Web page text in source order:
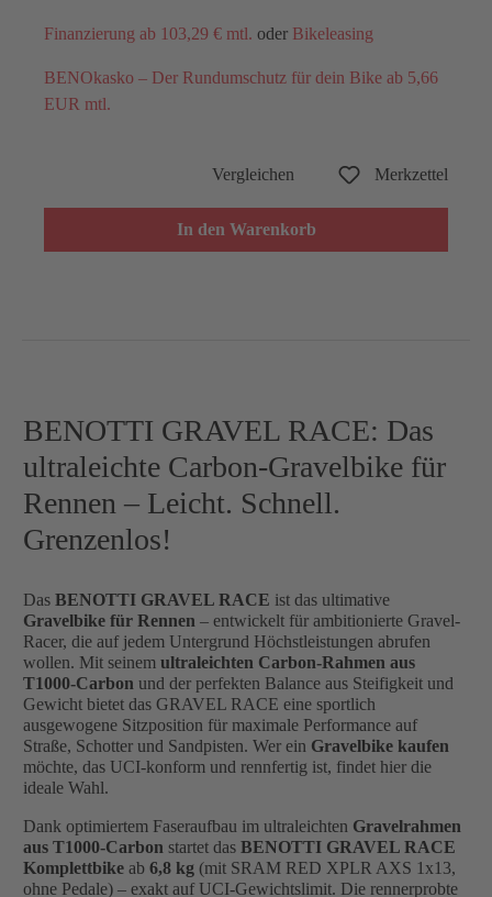
Finanzierung ab 103,29 € mtl. oder Bikeleasing
BENOkasko – Der Rundumschutz für dein Bike ab 5,66
EUR mtl.
Vergleichen Merkzettel
In den Warenkorb
BENOTTI GRAVEL RACE: Das
ultraleichte Carbon-Gravelbike für
Rennen – Leicht. Schnell.
Grenzenlos!
Das BENOTTI GRAVEL RACE ist das ultimative
Gravelbike für Rennen – entwickelt für ambitionierte Gravel-
Racer, die auf jedem Untergrund Höchstleistungen abrufen
wollen. Mit seinem ultraleichten Carbon-Rahmen aus
T1000-Carbon und der perfekten Balance aus Steifigkeit und
Gewicht bietet das GRAVEL RACE eine sportlich
ausgewogene Sitzposition für maximale Performance auf
Straße, Schotter und Sandpisten. Wer ein Gravelbike kaufen
möchte, das UCI-konform und rennfertig ist, findet hier die
ideale Wahl.
Dank optimiertem Faseraufbau im ultraleichten Gravelrahmen
aus T1000-Carbon startet das BENOTTI GRAVEL RACE
Komplettbike ab 6,8 kg (mit SRAM RED XPLR AXS 1x13,
ohne Pedale) – exakt auf UCI-Gewichtslimit. Die rennerprobte